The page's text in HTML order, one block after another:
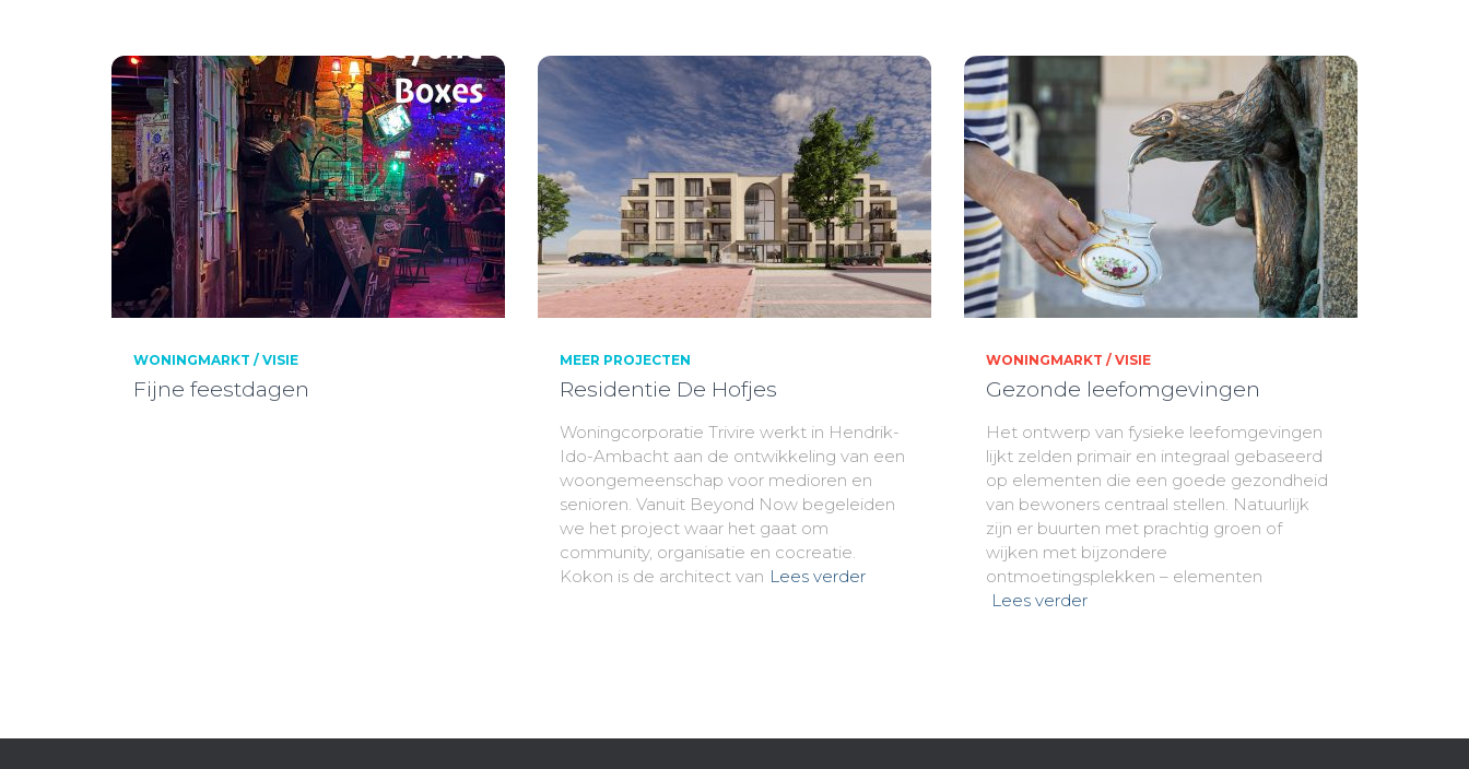
WONINGMARKT / VISIE
Fijne feestdagen
MEER PROJECTEN
Residentie De Hofjes
Woningcorporatie Trivire werkt in Hendrik-
Ido-Ambacht aan de ontwikkeling van een
woongemeenschap voor medioren en
senioren. Vanuit Beyond Now begeleiden
we het project waar het gaat om
community, organisatie en cocreatie.
Kokon is de architect van Lees verder
WONINGMARKT / VISIE
Gezonde leefomgevingen
Het ontwerp van fysieke leefomgevingen
lijkt zelden primair en integraal gebaseerd
op elementen die een goede gezondheid
van bewoners centraal stellen. Natuurlijk
zijn er buurten met prachtig groen of
wijken met bijzondere
ontmoetingsplekken – elementen
Lees verder